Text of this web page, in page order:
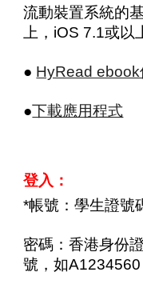
流動裝置系統的
上，iOS 7.1或以
● HyRead ebook
●下載應用程式
登入：
*帳號：學生證號
密碼：香港身份
號 ，如A1234560